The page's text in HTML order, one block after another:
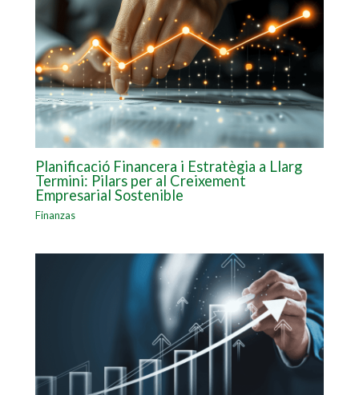
Planificació Financera i Estratègia a Llarg
Termini: Pilars per al Creixement
Empresarial Sostenible
Finanzas